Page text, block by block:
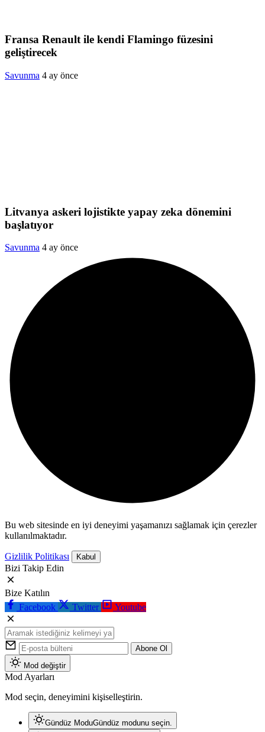
Fransa Renault ile kendi Flamingo füzesini
geliştirecek
Savunma 4 ay önce
Litvanya askeri lojistikte yapay zeka dönemini
başlatıyor
Savunma 4 ay önce
Bu web sitesinde en iyi deneyimi yaşamanızı sağlamak için çerezler
kullanılmaktadır.
Gizlilik Politikası Kabul
Bizi Takip Edin
Bize Katılın
Facebook
Twitter Youtube
Abone Ol
Mod değiştir
Mod Ayarları
Mod seçin, deneyimini kişiselleştirin.
Gündüz ModuGündüz modunu seçin.